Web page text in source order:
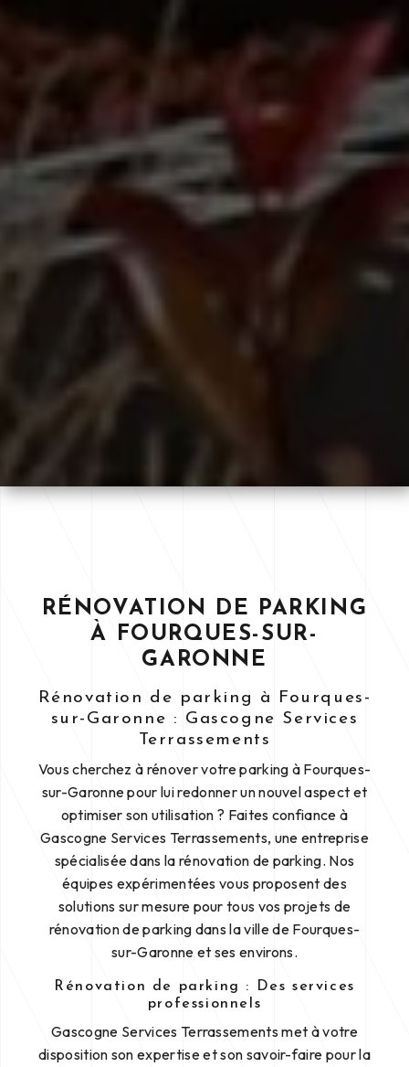
RÉNOVATION DE PARKING
À FOURQUES-SUR-
GARONNE
Rénovation de parking à Fourques-
sur-Garonne : Gascogne Services
Terrassements
Vous cherchez à rénover votre parking à Fourques-
sur-Garonne pour lui redonner un nouvel aspect et
optimiser son utilisation ? Faites confiance à
Gascogne Services Terrassements, une entreprise
spécialisée dans la rénovation de parking. Nos
équipes expérimentées vous proposent des
solutions sur mesure pour tous vos projets de
rénovation de parking dans la ville de Fourques-
sur-Garonne et ses environs.
Rénovation de parking : Des services
professionnels
Gascogne Services Terrassements met à votre
disposition son expertise et son savoir-faire pour la